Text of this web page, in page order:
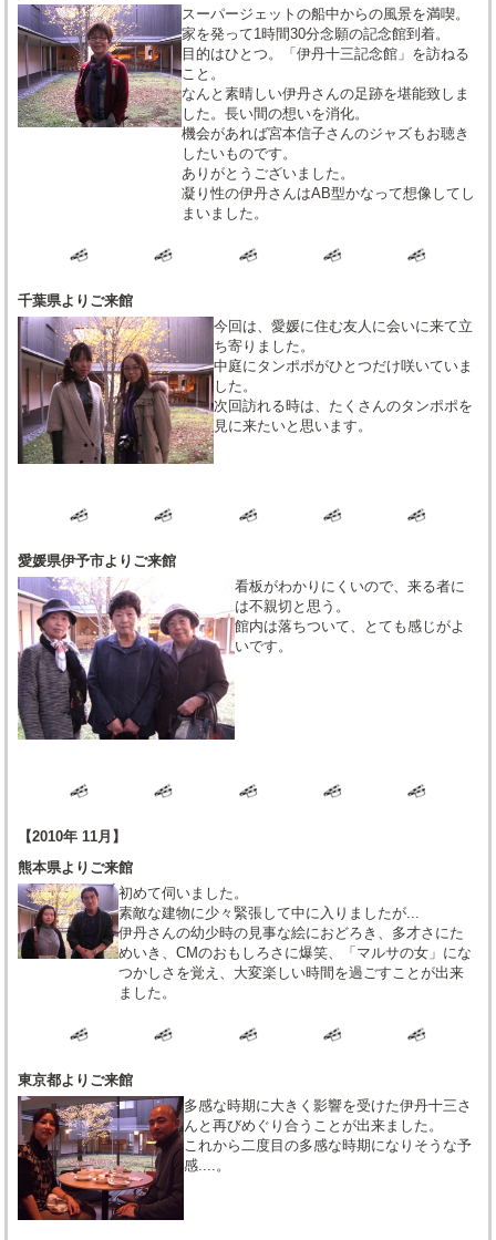
スーパージェットの船中からの風景を満喫。
家を発って1時間30分念願の記念館到着。
目的はひとつ。「伊丹十三記念館」を訪ねる
こと。
なんと素晴しい伊丹さんの足跡を堪能致しま
した。長い間の想いを消化。
機会があれば宮本信子さんのジャズもお聴き
したいものです。
ありがとうございました。
凝り性の伊丹さんはAB型かなって想像してし
まいました。
千葉県よりご来館
今回は、愛媛に住む友人に会いに来て立
ち寄りました。
中庭にタンポポがひとつだけ咲いていま
した。
次回訪れる時は、たくさんのタンポポを
見に来たいと思います。
愛媛県伊予市よりご来館
看板がわかりにくいので、来る者に
は不親切と思う。
館内は落ちついて、とても感じがよ
いです。
【2010年 11月】
熊本県よりご来館
初めて伺いました。
素敵な建物に少々緊張して中に入りましたが...
伊丹さんの幼少時の見事な絵におどろき、多才さにた
めいき、CMのおもしろさに爆笑、「マルサの女」にな
つかしさを覚え、大変楽しい時間を過ごすことが出来
ました。
東京都よりご来館
多感な時期に大きく影響を受けた伊丹十三さ
んと再びめぐり合うことが出来ました。
これから二度目の多感な時期になりそうな予
感....。